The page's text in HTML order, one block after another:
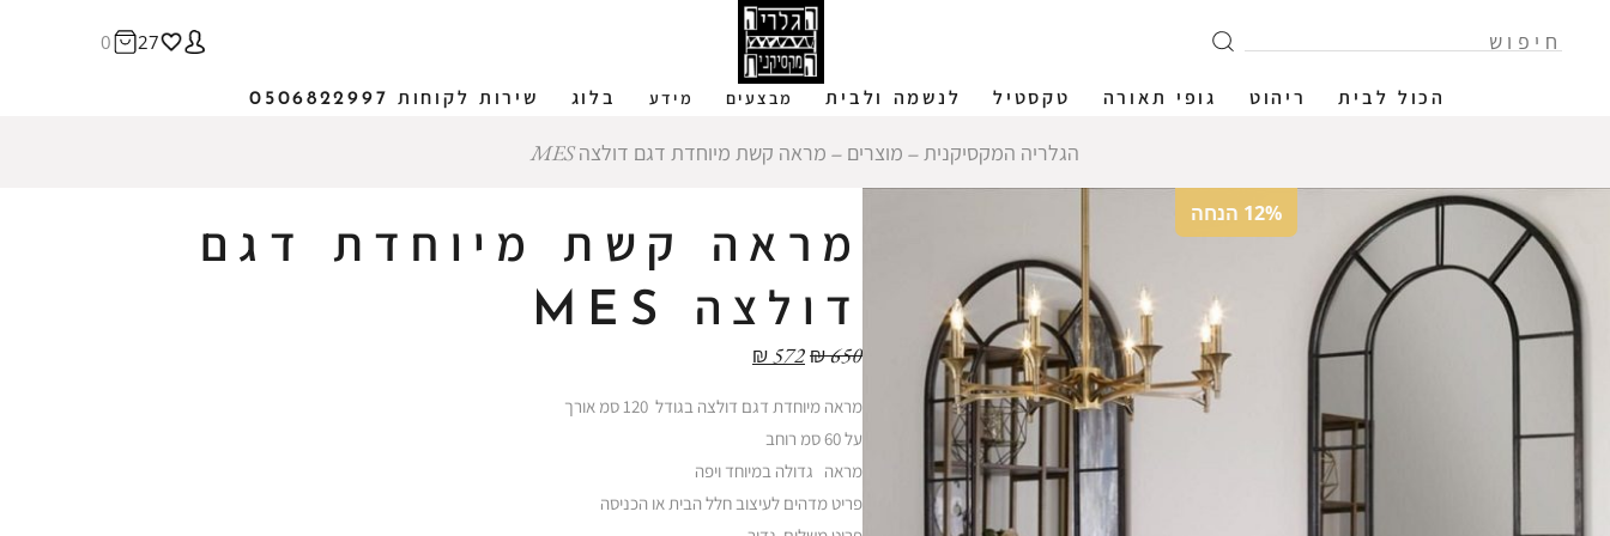
הכול לבית ריהוט גופי תאורה טקסטיל לנשמה ולבית מבצעים מידע בלוג שירות לקוחות 0506822997
27
0
הגלריה המקסיקנית ‒ מוצרים ‒ מראה קשת מיוחדת דגם דולצה MES
12% הנחה
מראה קשת מיוחדת דגם
דולצה MES
₪650
₪572
מראה מיוחדת דגם דולצה בגודל 120 סמ אורך
על 60 סמ רוחב
מראה גדולה במיוחד ויפה
פריט מדהים לעיצוב חלל הבית או הכניסה